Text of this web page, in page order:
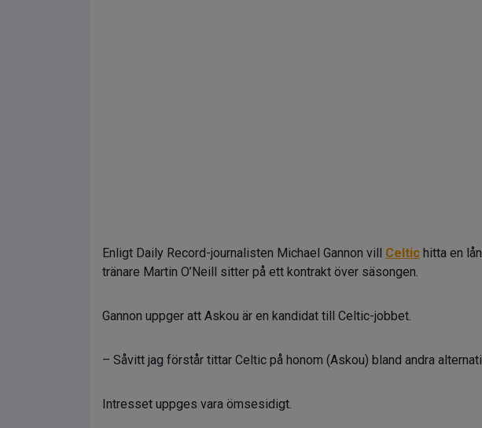
Enligt Daily Record-journalisten Michael Gannon vill Celtic hitta en
tränare Martin O’Neill sitter på ett kontrakt över säsongen.
Gannon uppger att Askou är en kandidat till Celtic-jobbet.
– Såvitt jag förstår tittar Celtic på honom (Askou) bland andra
Intresset uppges vara ömsesidigt.